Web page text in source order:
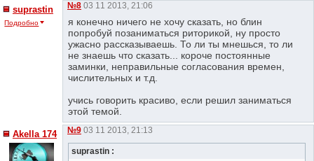
suprastin
Подробно
№8 03 11 2013, 21:06
я конечно ничего не хочу сказать, но блин
попробуй позаниматься риторикой, ну просто
ужасно рассказываешь. То ли ты мнешься, то ли
не знаешь что сказать... короче постоянные
заминки, неправильные согласования времен,
числительных и т.д.
учись говорить красиво, если решил заниматься
этой темой.
Akella 174 №9 03 11 2013, 21:13
suprastin :